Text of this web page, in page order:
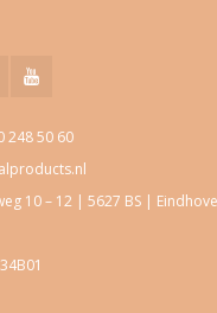
248 50 60
10 – 12 | 5627 BS |